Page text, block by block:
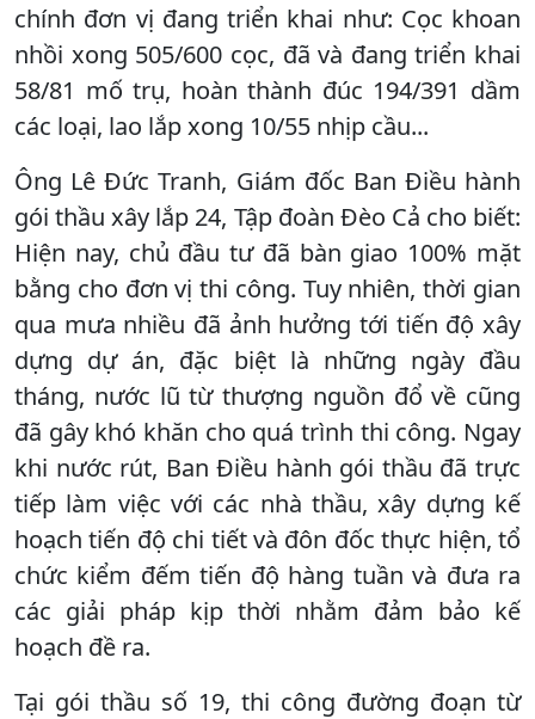
chính đơn vị đang triển khai như: Cọc khoan
nhồi xong 505/600 cọc, đã và đang triển khai
58/81 mố trụ, hoàn thành đúc 194/391 dầm
các loại, lao lắp xong 10/55 nhịp cầu...
Ông Lê Đức Tranh, Giám đốc Ban Điều hành
gói thầu xây lắp 24, Tập đoàn Đèo Cả cho biết:
Hiện nay, chủ đầu tư đã bàn giao 100% mặt
bằng cho đơn vị thi công. Tuy nhiên, thời gian
qua mưa nhiều đã ảnh hưởng tới tiến độ xây
dựng dự án, đặc biệt là những ngày đầu
tháng, nước lũ từ thượng nguồn đổ về cũng
đã gây khó khăn cho quá trình thi công. Ngay
khi nước rút, Ban Điều hành gói thầu đã trực
tiếp làm việc với các nhà thầu, xây dựng kế
hoạch tiến độ chi tiết và đôn đốc thực hiện, tổ
chức kiểm đếm tiến độ hàng tuần và đưa ra
các giải pháp kịp thời nhằm đảm bảo kế
hoạch đề ra.
Tại gói thầu số 19, thi công đường đoạn từ